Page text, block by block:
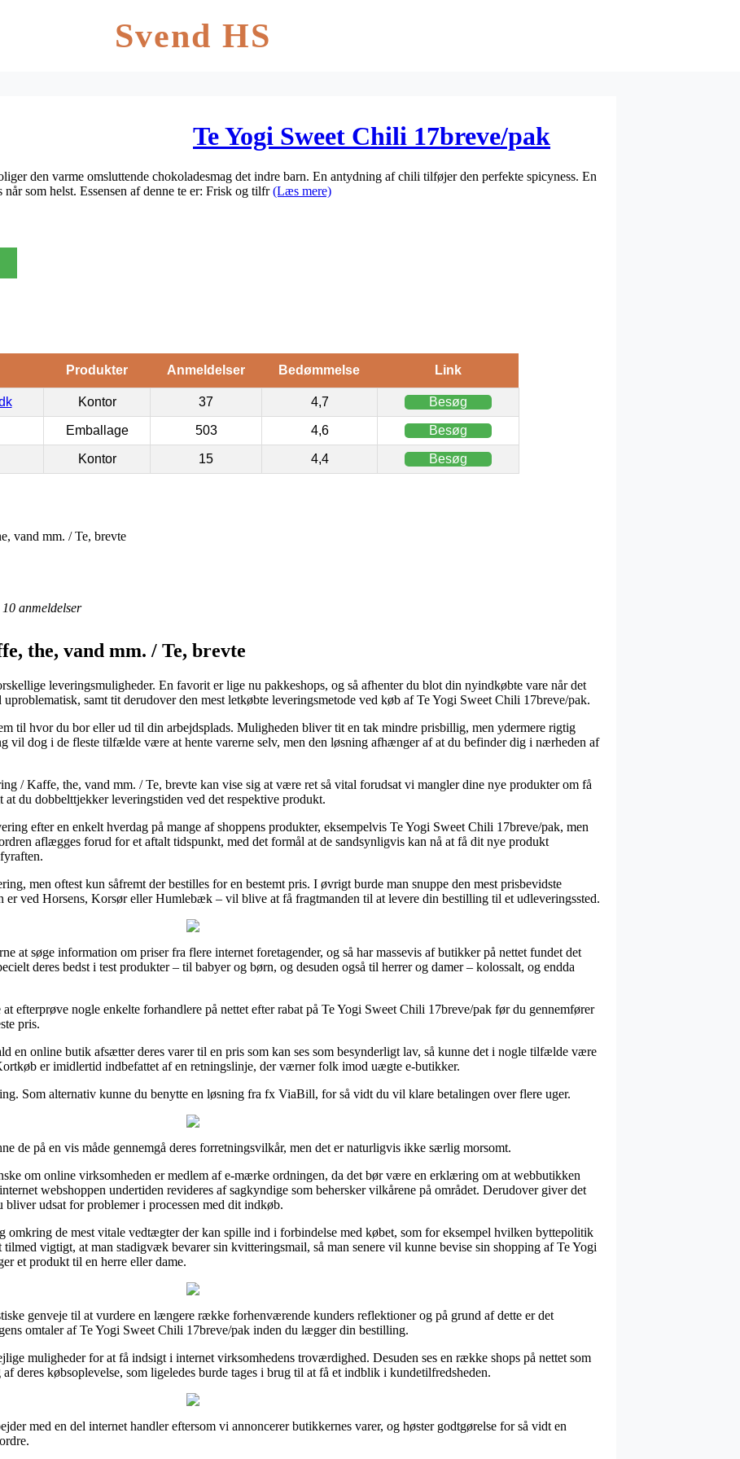
Svend HS
Te Yogi Sweet Chili 17breve/pak
den varme omsluttende chokoladesmag det indre barn. En antydning af chili tilføjer den perfekte spicyness. En
som helst. Essensen af denne te er: Frisk og tilfr(Læs mere)
Produkter Anmeldelser Bedømmelse Link
Kontor 37 4,7 Besøg
Emballage 503 4,6 Besøg
Kontor 15 4,4 Besøg
vand mm. / Te, brevte
10 anmeldelser
the, vand mm. / Te, brevte
leveringsmuligheder. En favorit er lige nu pakkeshops, og så afhenter du blot din nyindkøbte vare når det
samt tit derudover den mest letkøbte leveringsmetode ved køb af Te Yogi Sweet Chili 17breve/pak.
til hvor du bor eller ud til din arbejdsplads. Muligheden bliver tit en tak mindre prisbillig, men ydermere rigtig
vil dog i de fleste tilfælde være at hente varerne selv, men den løsning afhænger af at du befinder dig i nærheden af
/ Kaffe, the, vand mm. / Te, brevte kan vise sig at være ret så vital forudsat vi mangler dine nye produkter om få
du dobbelttjekker leveringstiden ved det respektive produkt.
efter en enkelt hverdag på mange af shoppens produkter, eksempelvis Te Yogi Sweet Chili 17breve/pak, men
aflægges forud for et aftalt tidspunkt, med det formål at de sandsynligvis kan nå at få dit nye produkt
men oftest kun såfremt der bestilles for en bestemt pris. I øvrigt burde man snuppe den mest prisbevidste
er ved Horsens, Korsør eller Humlebæk – vil blive at få fragtmanden til at levere din bestilling til et udleveringssted.
at søge information om priser fra flere internet foretagender, og så har massevis af butikker på nettet fundet det
deres bedst i test produkter – til babyer og børn, og desuden også til herrer og damer – kolossalt, og endda
efterprøve nogle enkelte forhandlere på nettet efter rabat på Te Yogi Sweet Chili 17breve/pak før du gennemfører
pris.
en online butik afsætter deres varer til en pris som kan ses som besynderligt lav, så kunne det i nogle tilfælde være
er imidlertid indbefattet af en retningslinje, der værner folk imod uægte e-butikker.
Som alternativ kunne du benytte en løsning fra fx ViaBill, for så vidt du vil klare betalingen over flere uger.
de på en vis måde gennemgå deres forretningsvilkår, men det er naturligvis ikke særlig morsomt.
om online virksomheden er medlem af e-mærke ordningen, da det bør være en erklæring om at webbutikken
webshoppen undertiden revideres af sagkyndige som behersker vilkårene på området. Derudover giver det
udsat for problemer i processen med dit indkøb.
omkring de mest vitale vedtægter der kan spille ind i forbindelse med købet, som for eksempel hvilken byttepolitik
vigtigt, at man stadigvæk bevarer sin kvitteringsmail, så man senere vil kunne bevise sin shopping af Te Yogi
et produkt til en herre eller dame.
genveje til at vurdere en længere række forhenværende kunders reflektioner og på grund af dette er det
omtaler af Te Yogi Sweet Chili 17breve/pak inden du lægger din bestilling.
muligheder for at få indsigt i internet virksomhedens troværdighed. Desuden ses en række shops på nettet som
deres købsoplevelse, som ligeledes burde tages i brug til at få et indblik i kundetilfredsheden.
med en del internet handler eftersom vi annoncerer butikkernes varer, og høster godtgørelse for så vidt en